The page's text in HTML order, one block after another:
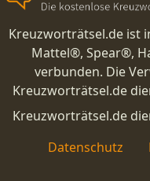
Kreuzworträtsel.de ist
Mattel®, Spear®,
verbunden. Die
Kreuzworträtsel.de
Kreuzworträtsel.de
Datenschutz